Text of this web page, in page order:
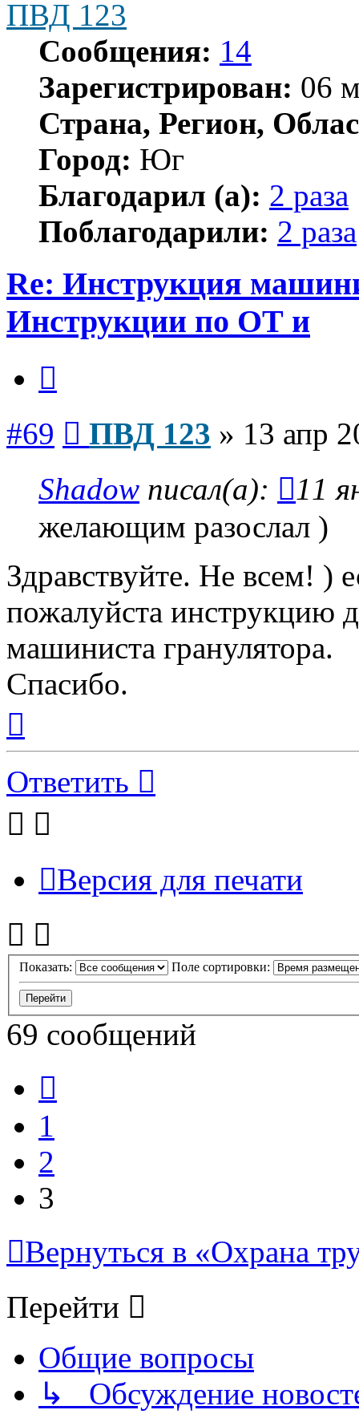
ПВД 123
Сообщения: 14
Зарегистрирован: 06
Страна, Регион,
Город: Юг
Благодарил (а): 2 раза
Поблагодарили: 2 раза
Re: Инструкция
Инструкции по ОТ и
#69 ПВД 123 » 13 апр
Shadow писал(а):
11
желающим разослал )
Здравствуйте. Не всем! )
пожалуйста инструкцию
машиниста гранулятора.
Спасибо.
началу
Ответить
Версия для печати
Показать: Поле сортировки:
69 сообщений
1
2
3
Вернуться в «Охрана
Перейти
Общие вопросы
↳ Обсуждение